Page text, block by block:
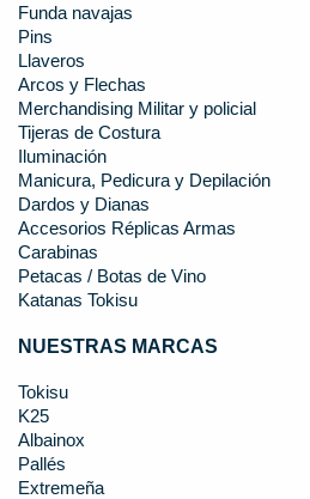
Funda navajas
Pins
Llaveros
Arcos y Flechas
Merchandising Militar y policial
Tijeras de Costura
Iluminación
Manicura, Pedicura y Depilación
Dardos y Dianas
Accesorios Réplicas Armas
Carabinas
Petacas / Botas de Vino
Katanas Tokisu
NUESTRAS MARCAS
Tokisu
K25
Albainox
Pallés
Extremeña